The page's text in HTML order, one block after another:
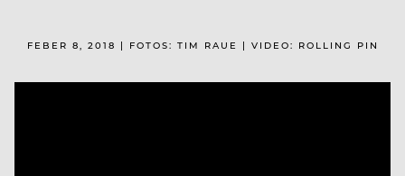
FEBER 8, 2018 | FOTOS: TIM RAUE | VIDEO: ROLLING PIN